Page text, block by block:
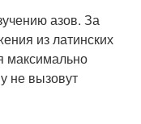
азов. За
из латинских
максимально
не вызовут